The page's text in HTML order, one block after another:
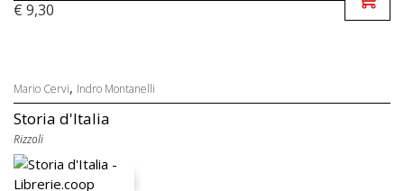
€ 9,30
Mario Cervi, Indro Montanelli
Storia d'Italia
Rizzoli